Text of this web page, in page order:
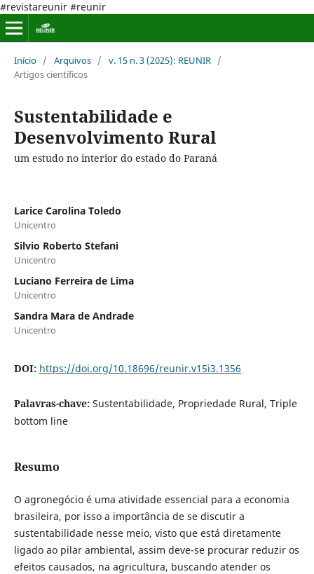
#revistareunir #reunir
Início / Arquivos / v. 15 n. 3 (2025): REUNIR /
Artigos científicos
Sustentabilidade e
Desenvolvimento Rural
um estudo no interior do estado do Paraná
Larice Carolina Toledo
Unicentro
Silvio Roberto Stefani
Unicentro
Luciano Ferreira de Lima
Unicentro
Sandra Mara de Andrade
Unicentro
DOI: https://doi.org/10.18696/reunir.v15i3.1356
Palavras-chave: Sustentabilidade, Propriedade Rural, Triple
bottom line
Resumo
O agronegócio é uma atividade essencial para a economia
brasileira, por isso a importância de se discutir a
sustentabilidade nesse meio, visto que está diretamente
ligado ao pilar ambiental, assim deve-se procurar reduzir os
efeitos causados, na agricultura, buscando atender os